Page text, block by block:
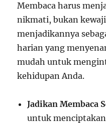
Membaca harus
nikmati, bukan
menjadikannya
harian yang
mudah untuk
kehidupan Anda.
Jadikan Membaca
untuk